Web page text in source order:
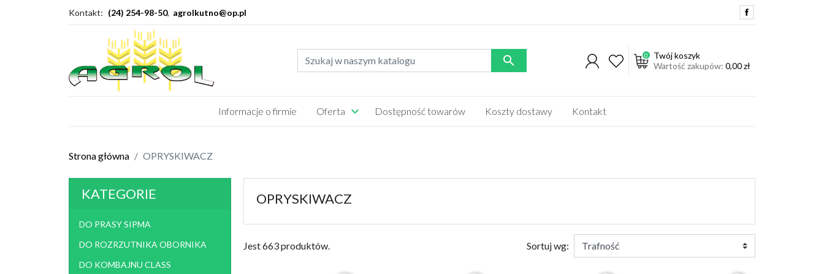
Kontakt: (24) 254-98-50, agrolkutno@op.pl
0
Twój koszyk
Wartość zakupów: 0,00 zł
Informacje o firmie Oferta 
DO SIEWNIKA AEROMAT
SIEWNIK AEROMAT, BECKER
DO CIĄGNIKÓW
PASKI OLEJE
OPRYSKIWACZ
części do pomp bm-2
PRP JUGOSŁOWIAŃSKA
OPRYSKIWACZ
AGRO-PLAST
Dostępność towarów Koszty dostawy Kontakt
Strona główna OPRYSKIWACZ
KATEGORIE
DO PRASY SIPMA
DO ROZRZUTNIKA OBORNIKA
DO KOMBAJNU CLASS
OPRYSKIWACZ
Jest 663 produktów. Sortuj wg: